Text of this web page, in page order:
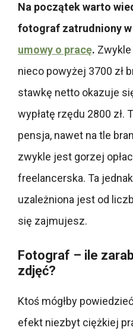
Na początek warto
fotograf zatrudniony
umowy o pracę.
nieco powyżej 3700 zł
stawkę netto okazuje
wypłatę rzędu 2800 zł.
pensja, nawet na tle
zwykle jest gorzej
freelancerska. Ta
uzależniona jest od
się zajmujesz.
Fotograf – ile
zdjęć?
Ktoś mógłby
efekt niezbyt ciężkiej